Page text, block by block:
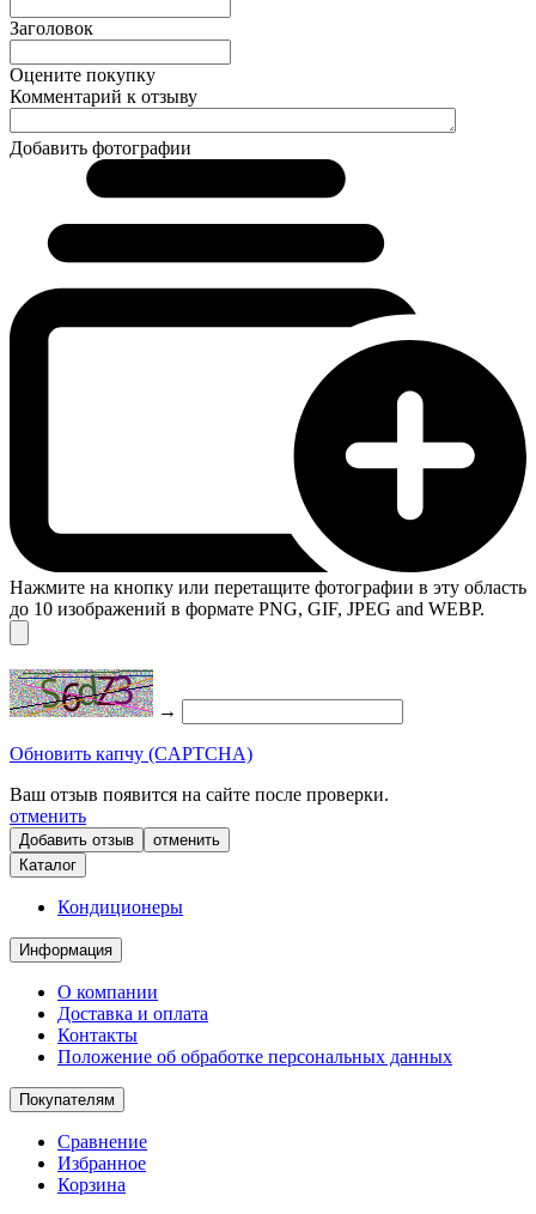
Заголовок
Оцените покупку
Комментарий к отзыву
Добавить фотографии
Нажмите на кнопку или перетащите фотографии в эту область
до 10 изображений в формате PNG, GIF, JPEG and WEBP.
→
Обновить капчу (CAPTCHA)
Ваш отзыв появится на сайте после проверки.
отменить
отменить
Каталог
Кондиционеры
Информация
О компании
Доставка и оплата
Контакты
Положение об обработке персональных данных
Покупателям
Сравнение
Избранное
Корзина